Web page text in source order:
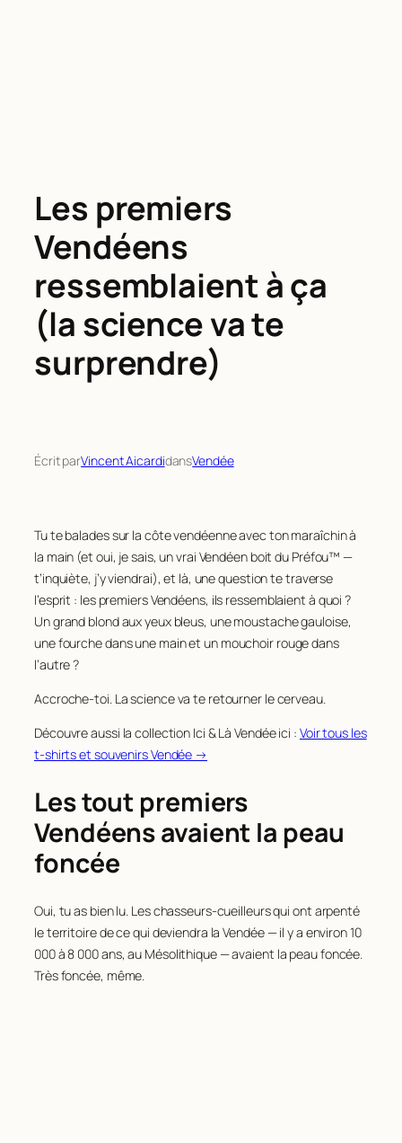
Les premiers
Vendéens
ressemblaient à ça
(la science va te
surprendre)
Écrit parVincent AicardidansVendée
Tu te balades sur la côte vendéenne avec ton maraîchin à
la main (et oui, je sais, un vrai Vendéen boit du Préfou™ —
t’inquiète, j’y viendrai), et là, une question te traverse
l’esprit : les premiers Vendéens, ils ressemblaient à quoi ?
Un grand blond aux yeux bleus, une moustache gauloise,
une fourche dans une main et un mouchoir rouge dans
l’autre ?
Accroche-toi. La science va te retourner le cerveau.
Découvre aussi la collection Ici & Là Vendée ici : Voir tous les
t-shirts et souvenirs Vendée →
Les tout premiers
Vendéens avaient la peau
foncée
Oui, tu as bien lu. Les chasseurs-cueilleurs qui ont arpenté
le territoire de ce qui deviendra la Vendée — il y a environ 10
000 à 8 000 ans, au Mésolithique — avaient la peau foncée.
Très foncée, même.